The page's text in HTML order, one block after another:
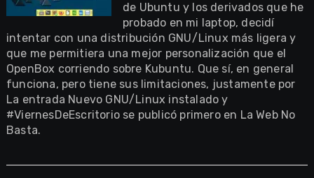
de Ubuntu y los derivados que he
probado en mi laptop, decidí
intentar con una distribución GNU/Linux más ligera y
que me permitiera una mejor personalización que el
OpenBox corriendo sobre Kubuntu. Que sí, en general
funciona, pero tiene sus limitaciones, justamente por
La entrada Nuevo GNU/Linux instalado y
#ViernesDeEscritorio se publicó primero en La Web No
Basta.